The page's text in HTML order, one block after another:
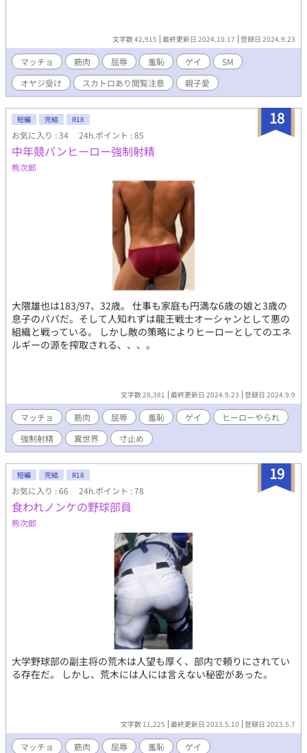
文字数 42,915 最終更新日 2024.10.17 登録日 2024.9.23
マッチョ 筋肉 屈辱 羞恥 ゲイ
SM
オヤジ受け
スカトロあり閲覧注意 親子愛
18
短編 完結 R18
お気に入り : 34 24h.ポイント : 85
中年競パンヒーロー強制射精
熊次郎
大隈雄也は183/97、32歳。 仕事も家庭も円満な6歳の娘と3歳の
息子のパパだ。そして人知れずは龍王戦士オーシャンとして悪の
組織と戦っている。 しかし敵の策略によりヒーローとしてのエネ
ルギーの源を搾取される、、、。
文字数 28,381 最終更新日 2024.9.23 登録日 2024.9.9
マッチョ 筋肉 屈辱 羞恥 ゲイ
ヒーローやられ
強制射精
異世界 寸止め
19
短編 完結 R18
お気に入り : 66 24h.ポイント : 78
食われノンケの野球部員
熊次郎
大学野球部の副主将の荒木は人望も厚く、部内で頼りにされてい
る存在だ。 しかし、荒木には人には言えない秘密があった。
文字数 11,225 最終更新日 2023.5.10 登録日 2023.5.7
マッチョ 筋肉 屈辱 羞恥
ゲイ